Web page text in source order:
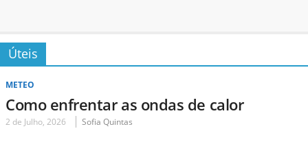
Úteis
METEO
Como enfrentar as ondas de calor
2 de Julho, 2026 Sofia Quintas